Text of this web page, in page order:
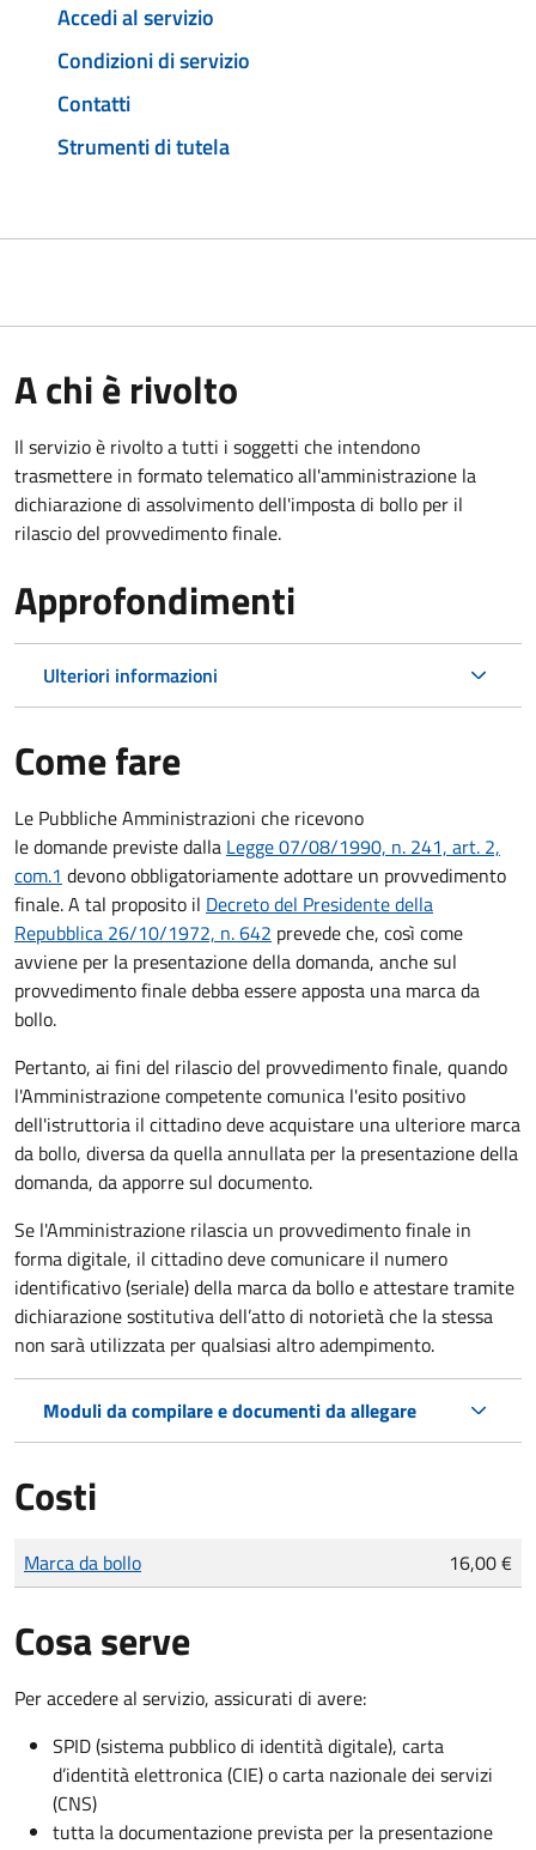
Accedi al servizio
Condizioni di servizio
Contatti
Strumenti di tutela
A chi è rivolto
Il servizio è rivolto a tutti i soggetti che intendono
trasmettere in formato telematico all'amministrazione la
dichiarazione di assolvimento dell'imposta di bollo per il
rilascio del provvedimento finale.
Approfondimenti
Ulteriori informazioni
Come fare
Le Pubbliche Amministrazioni che ricevono
le domande previste dalla Legge 07/08/1990, n. 241, art. 2,
com.1 devono obbligatoriamente adottare un provvedimento
finale. A tal proposito il Decreto del Presidente della
Repubblica 26/10/1972, n. 642 prevede che, così come
avviene per la presentazione della domanda, anche sul
provvedimento finale debba essere apposta una marca da
bollo.
Pertanto, ai fini del rilascio del provvedimento finale, quando
l'Amministrazione competente comunica l'esito positivo
dell'istruttoria il cittadino deve acquistare una ulteriore marca
da bollo, diversa da quella annullata per la presentazione della
domanda, da apporre sul documento.
Se l'Amministrazione rilascia un provvedimento finale in
forma digitale, il cittadino devecomunicare il numero
identificativo (seriale) della marca da bollo e attestare tramite
dichiarazione sostitutiva dell’atto di notorietà che la stessa
non sarà utilizzata per qualsiasi altro adempimento.
Moduli da compilare e documenti da allegare
Costi
Tipo di pagamento
Importo
Marca da bollo 16,00 €
Cosa serve
Per accedere al servizio, assicurati di avere:
SPID (sistema pubblico di identità digitale), carta
d’identità elettronica (CIE) o carta nazionale dei servizi
(CNS)
tutta la documentazione prevista per la presentazione